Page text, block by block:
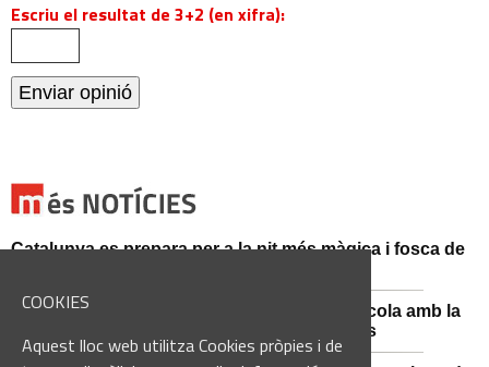
COOKIES
Aquest lloc web utilitza Cookies pròpies i de
Escriu el resultat de 3+2 (en xifra):
Catalunya es prepara per a la nit més màgica i fosca de
Sant Fruitós posa en valor el patrimoni agrícola amb la
restauració i exposició de peces històriques